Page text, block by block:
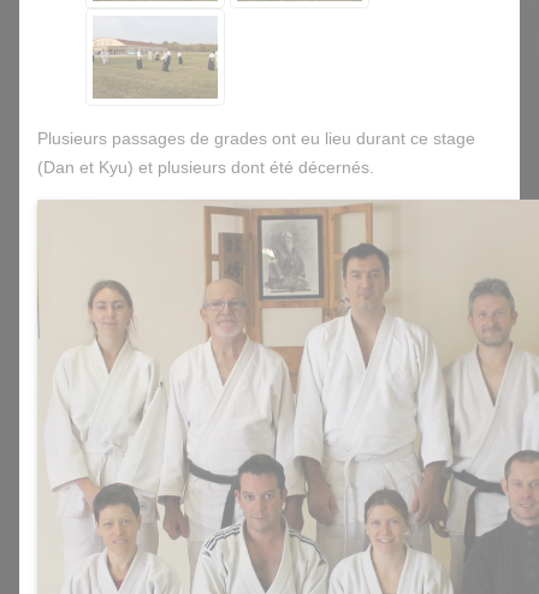
Plusieurs passages de grades ont eu lieu durant ce stage
(Dan et Kyu) et plusieurs dont été décernés.